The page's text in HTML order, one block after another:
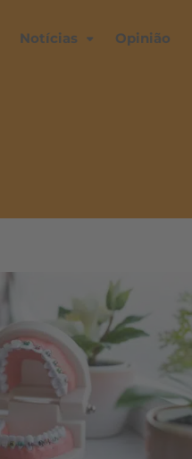
Notícias Opinião